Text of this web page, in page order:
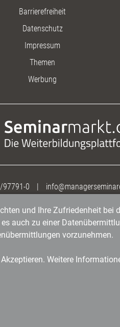
Barrierefreiheit
Datenschutz
Impressum
Themen
Werbung
97791-0 |
und Ihre Zufriedenheit bei
auch zu einer
vorzunehmen.
Weitere